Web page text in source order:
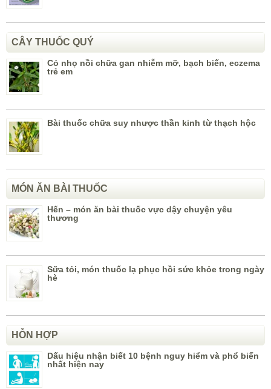
CÂY THUỐC QUÝ
Cỏ nhọ nồi chữa gan nhiễm mỡ, bạch biến, eczema
trẻ em
Bài thuốc chữa suy nhược thần kinh từ thạch hộc
MÓN ĂN BÀI THUỐC
Hến – món ăn bài thuốc vực dậy chuyện yêu
thương
Sữa tỏi, món thuốc lạ phục hồi sức khỏe trong ngày
hè
HỖN HỢP
Dấu hiệu nhận biết 10 bệnh nguy hiểm và phổ biến
nhất hiện nay